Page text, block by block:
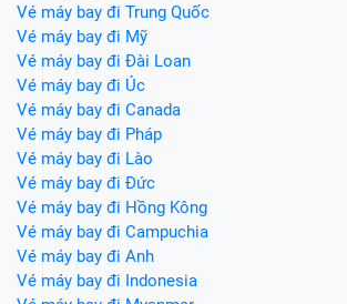
Vé máy bay đi Trung Quốc
Vé máy bay đi Mỹ
Vé máy bay đi Đài Loan
Vé máy bay đi Úc
Vé máy bay đi Canada
Vé máy bay đi Pháp
Vé máy bay đi Lào
Vé máy bay đi Đức
Vé máy bay đi Hồng Kông
Vé máy bay đi Campuchia
Vé máy bay đi Anh
Vé máy bay đi Indonesia